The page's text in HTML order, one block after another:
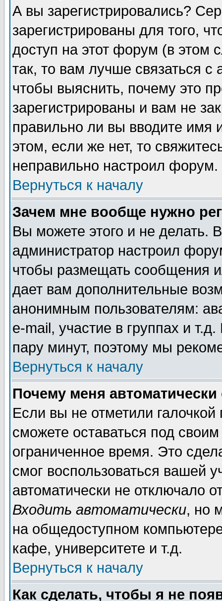
А вы зарегистрировались?
зарегистрированы для того,
доступ на этот форум (в этом
так, то вам лучше связаться
чтобы выяснить, почему это
зарегистрированы и вам не
правильно ли вы вводите
этом, если же нет, то
неправильно настроил форум.
Вернуться к началу
Зачем мне вообще нужно
Вы можете этого и не делать.
администратор настроил
чтобы размещать сообщения
дает вам дополнительные
анонимным пользователям:
e-mail, участие в группах и
пару минут, поэтому мы
Вернуться к началу
Почему меня автоматически
Если вы не отметили галочкой
сможете оставаться под
ограниченное время. Это
смог воспользоваться вашей
автоматически не отключало
Входить автоматически, но
на общедоступном
кафе, университете и т.д.
Вернуться к началу
Как сделать, чтобы я не